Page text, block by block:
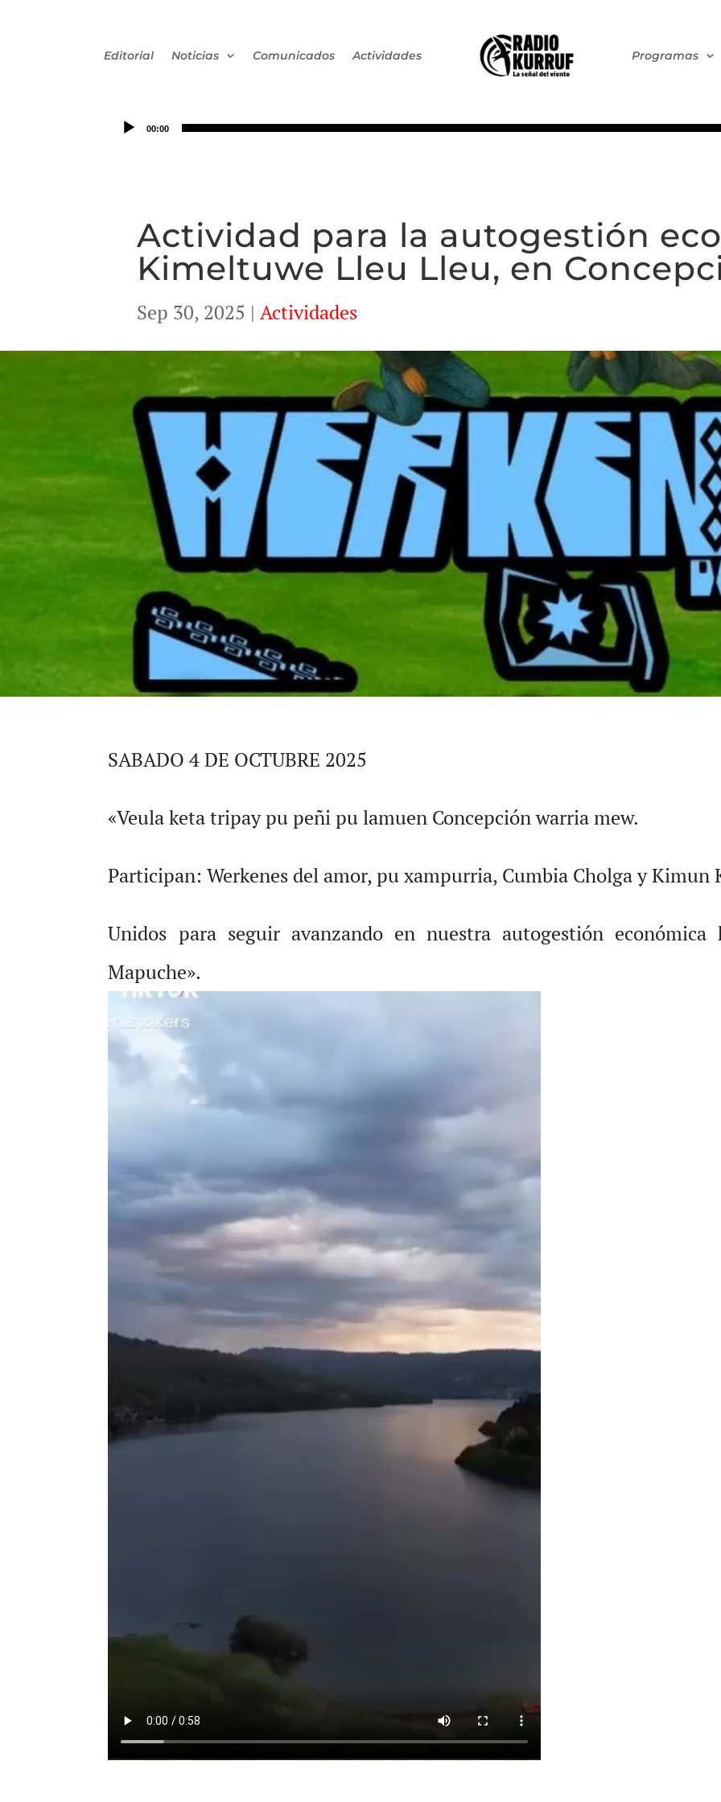
Editorial Noticias Comunicados Actividades Programas
00:00
Actividad para la autogestión
Kimeltuwe Lleu Lleu, en
Sep 30, 2025 |Actividades
SABADO 4 DE OCTUBRE 2025
«Veula keta tripay pu peñi pu lamuen Concepción warria mew.
Participan: Werkenes del amor, pu xampurria, Cumbia Cholga y Kimun
Unidos para seguir avanzando en nuestra autogestión
Mapuche».